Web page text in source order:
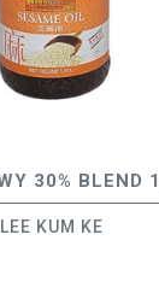
30% BLEND
LEE KUM KE